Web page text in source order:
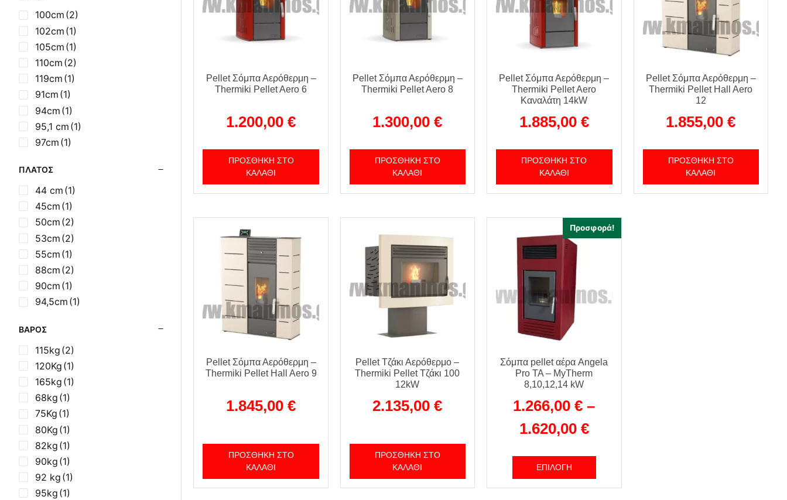
100cm (2)
102cm (1)
105cm (1)
110cm (2)
119cm (1)
91cm (1)
94cm (1)
95,1 cm (1)
97cm (1)
ΠΛΆΤΟΣ
44 cm (1)
45cm (1)
50cm (2)
53cm (2)
55cm (1)
88cm (2)
90cm (1)
94,5cm (1)
ΒΆΡΟΣ
115kg (2)
120Kg (1)
165kg (1)
68kg (1)
75Kg (1)
80Kg (1)
82kg (1)
90kg (1)
92 kg (1)
95kg (1)
Pellet Σόμπα Αερόθερμη –
Thermiki Pellet Aero 6
1.200,00€
ΠΡΟΣΘΉΚΗ ΣΤΟ
ΚΑΛΆΘΙ
Pellet Σόμπα Αερόθερμη –
Thermiki Pellet Aero 8
1.300,00€
ΠΡΟΣΘΉΚΗ ΣΤΟ
ΚΑΛΆΘΙ
Pellet Σόμπα Αερόθερμη –
Thermiki Pellet Aero
Καναλάτη 14kW
1.885,00 €
ΠΡΟΣΘΉΚΗ ΣΤΟ
ΚΑΛΆΘΙ
Pellet Σόμπα Αερόθερμη –
Thermiki Pellet Hall Aero
12
1.855,00€
ΠΡΟΣΘΉΚΗ ΣΤΟ
ΚΑΛΆΘΙ
Pellet Σόμπα Αερόθερμη –
Thermiki Pellet Hall Aero 9
1.845,00€
ΠΡΟΣΘΉΚΗ ΣΤΟ
ΚΑΛΆΘΙ
Pellet Τζάκι Αερόθερμο –
Thermiki Pellet Τζάκι 100
12kW
2.135,00€
ΠΡΟΣΘΉΚΗ ΣΤΟ
ΚΑΛΆΘΙ
Προσφορά!
Σόμπα pellet αέρα Angela
Pro TA – MyTherm
8,10,12,14 kW
1.266,00€ –
1.620,00 €
ΕΠΙΛΟΓΉ